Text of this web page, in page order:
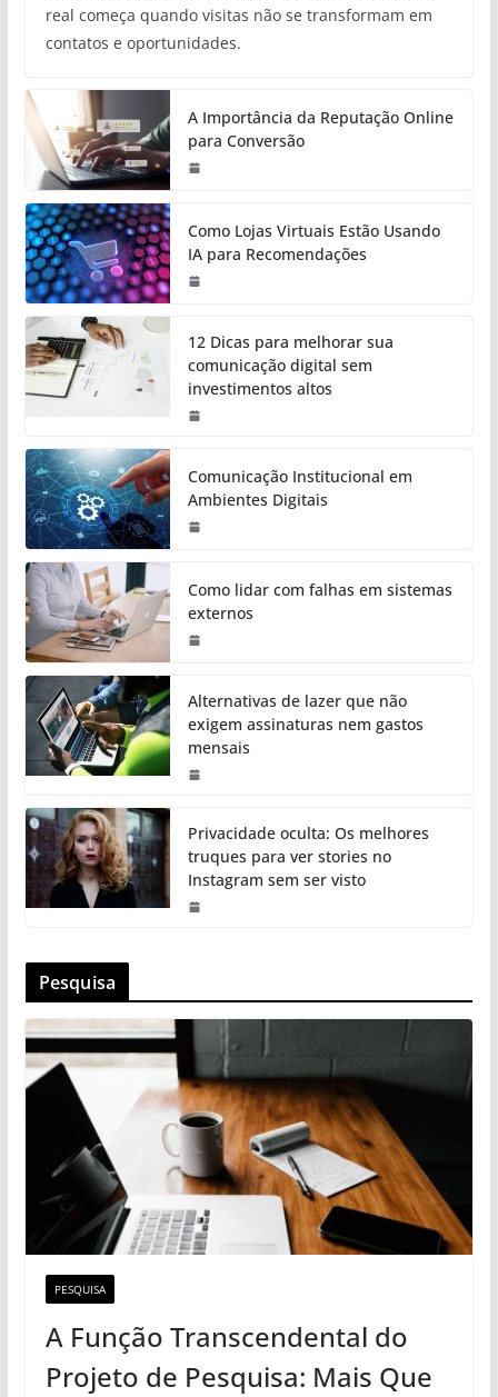
real começa quando visitas não se transformam em
contatos e oportunidades.
A Importância da Reputação Online
para Conversão
Como Lojas Virtuais Estão Usando
IA para Recomendações
12 Dicas para melhorar sua
comunicação digital sem
investimentos altos
Comunicação Institucional em
Ambientes Digitais
Como lidar com falhas em sistemas
externos
Alternativas de lazer que não
exigem assinaturas nem gastos
mensais
Privacidade oculta: Os melhores
truques para ver stories no
Instagram sem ser visto
Pesquisa
PESQUISA
A Função Transcendental do
Projeto de Pesquisa: Mais Que